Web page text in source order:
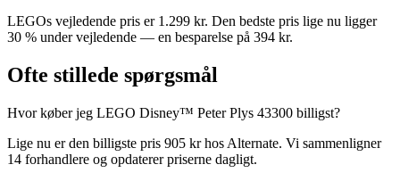
LEGOs vejledende pris er 1.299 kr. Den bedste pris lige nu ligger
30 % under vejledende — en besparelse på 394 kr.
Ofte stillede spørgsmål
Hvor køber jeg LEGO Disney™ Peter Plys 43300 billigst?
Lige nu er den billigste pris 905 kr hos Alternate. Vi sammenligner
14 forhandlere og opdaterer priserne dagligt.